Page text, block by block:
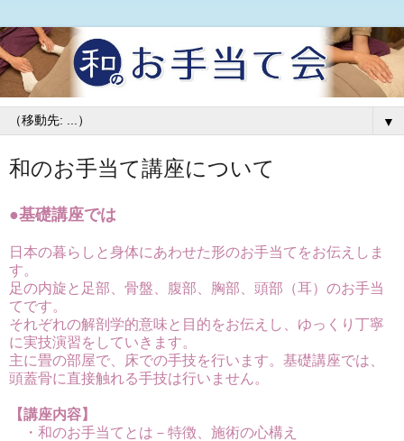
▼
和のお手当て講座について
●基礎講座では
日本の暮らしと身体にあわせた形のお手当てをお伝えしま
す。
足の内旋と足部、骨盤、腹部、胸部、頭部（耳）のお手当
てです。
それぞれの解剖学的意味と目的をお伝えし、ゆっくり丁寧
に実技演習をしていきます。
主に畳の部屋で、床での手技を行います。基礎講座では、
頭蓋骨に直接触れる手技は行いません。
【講座内容】
・和のお手当てとは－特徴、施術の心構え